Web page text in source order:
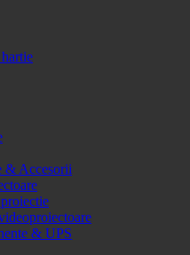
& Accesorii
& UPS